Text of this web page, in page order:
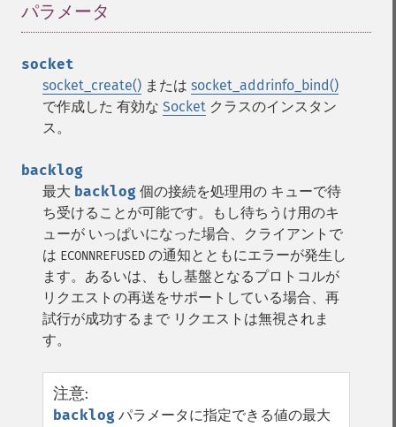
パラメータ
socket
socket_create() または socket_addrinfo_bind()
で作成した 有効な Socket クラスのインスタン
ス。
backlog
最大 backlog 個の接続を処理用の キューで待
ち受けることが可能です。もし待ちうけ用のキ
ューが いっぱいになった場合、クライアントで
は ECONNREFUSED の通知とともにエラーが発生し
ます。あるいは、もし基盤となるプロトコルが
リクエストの再送をサポートしている場合、再
試行が成功するまで リクエストは無視されま
す。
注意:
backlog パラメータに指定できる値の最大